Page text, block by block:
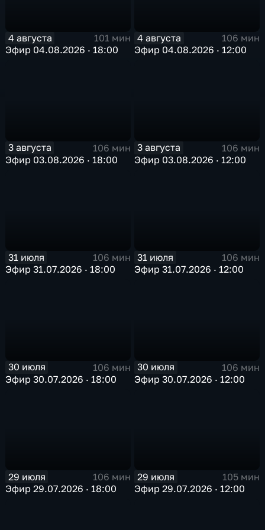
4 августа
101 мин
Эфир 04.08.2026 · 18:00
4 августа
106 мин
Эфир 04.08.2026 · 12:00
3 августа
106 мин
Эфир 03.08.2026 · 18:00
3 августа
106 мин
Эфир 03.08.2026 · 12:00
31 июля
106 мин
Эфир 31.07.2026 · 18:00
31 июля
106 мин
Эфир 31.07.2026 · 12:00
30 июля
106 мин
Эфир 30.07.2026 · 18:00
30 июля
106 мин
Эфир 30.07.2026 · 12:00
29 июля
106 мин
Эфир 29.07.2026 · 18:00
29 июля
105 мин
Эфир 29.07.2026 · 12:00